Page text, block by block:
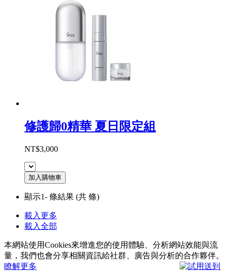
修護歸0精華 夏日限定組
NT$3,000
加入購物車
顯示1- 條結果 (共 條)
載入更多
載入全部
本網站使用Cookies來增進您的使用體驗、分析網站效能與流
量，我們也會分享相關資訊給社群、廣告與分析的合作夥伴。
瞭解更多